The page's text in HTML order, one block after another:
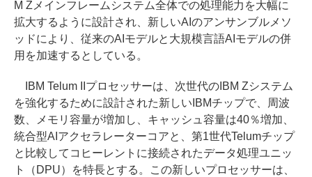
M Zメインフレームシステム全体での処理能力を大幅に
拡大するように設計され、新しいAIのアンサンブルメソ
ッドにより、従来のAIモデルと大規模言語AIモデルの併
用を加速するとしている。
IBM Telum IIプロセッサーは、次世代のIBM Zシステム
を強化するために設計された新しいIBMチップで、周波
数、メモリ容量が増加し、キャッシュ容量は40％増加、
統合型AIアクセラレーターコアと、第1世代Telumチップ
と比較してコヒーレントに接続されたデータ処理ユニッ
ト（DPU）を特長とする。この新しいプロセッサーは、